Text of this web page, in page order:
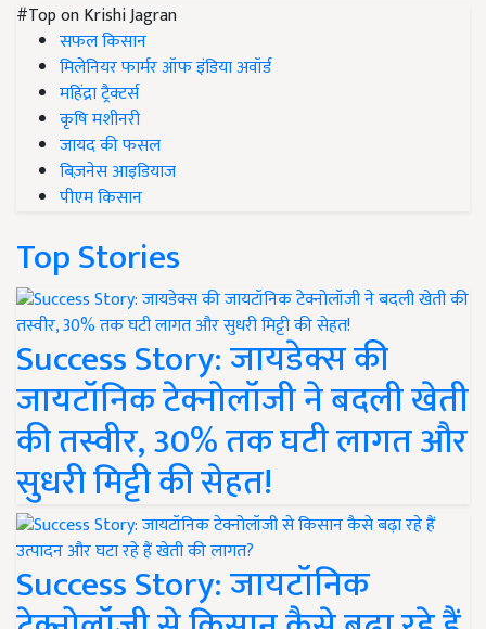
#Top on Krishi Jagran
सफल किसान
मिलेनियर फार्मर ऑफ इंडिया अवॉर्ड
महिंद्रा ट्रैक्टर्स
कृषि मशीनरी
जायद की फसल
बिज़नेस आइडियाज
पीएम किसान
Top Stories
Success Story: जायडेक्स की
जायटॉनिक टेक्नोलॉजी ने बदली खेती
की तस्वीर, 30% तक घटी लागत और
सुधरी मिट्टी की सेहत!
Success Story: जायटॉनिक